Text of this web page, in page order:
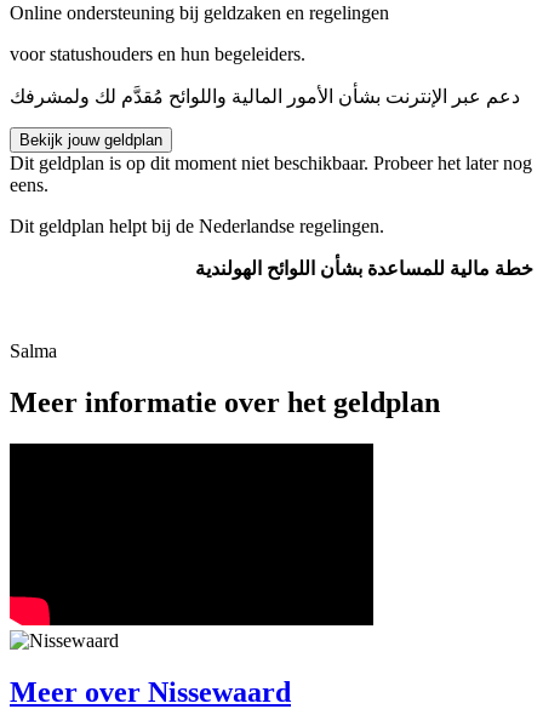
Online ondersteuning bij geldzaken en regelingen
voor statushouders en hun begeleiders.
Bekijk jouw geldplan
Dit geldplan is op dit moment niet beschikbaar. Probeer het later nog
eens.
Dit geldplan helpt bij de Nederlandse regelingen.
خطة مالية للمساعدة بشأن اللوائح الهولندية
Salma
Meer informatie over het geldplan
Meer over Nissewaard